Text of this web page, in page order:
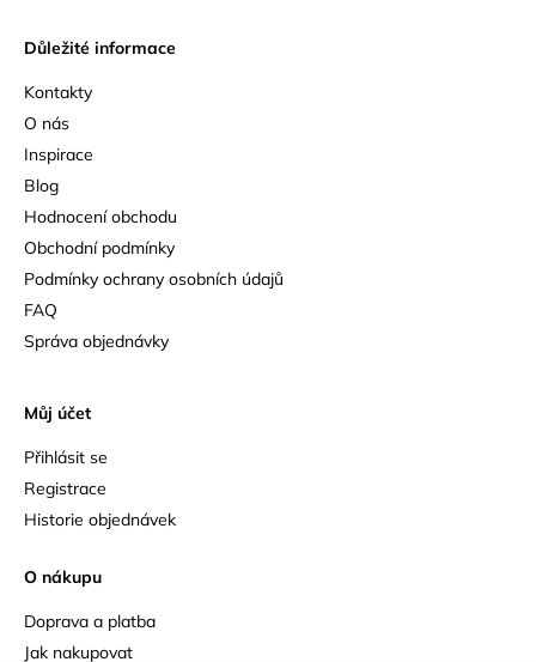
Důležité informace
Kontakty
O nás
Inspirace
Blog
Hodnocení obchodu
Obchodní podmínky
Podmínky ochrany osobních údajů
FAQ
Správa objednávky
Můj účet
Přihlásit se
Registrace
Historie objednávek
O nákupu
Doprava a platba
Jak nakupovat